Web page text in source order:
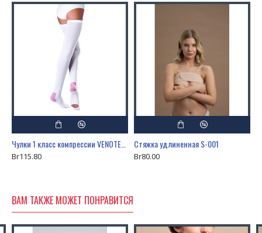
Br115.80
Стяжка удлиненная S-001
Br80.00
ВАМ ТАКЖЕ МОЖЕТ ПОНРАВИТСЯ